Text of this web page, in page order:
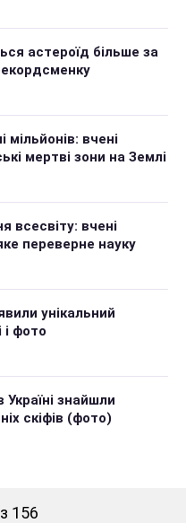
астероїд більше за
вчені
мертві зони на Землі
всесвіту: вчені
переверне науку
унікальний
і фото
Україні знайшли
скіфів (фото)
156